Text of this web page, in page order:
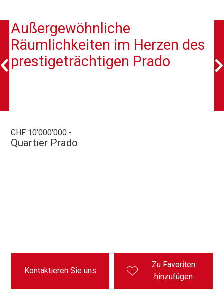
Außergewöhnliche
Räumlichkeiten im Herzen des
prestigeträchtigen Prado
CHF 10'000'000.-
Quartier Prado
Kontaktieren Sie uns
Zu Favoriten
hinzufügen